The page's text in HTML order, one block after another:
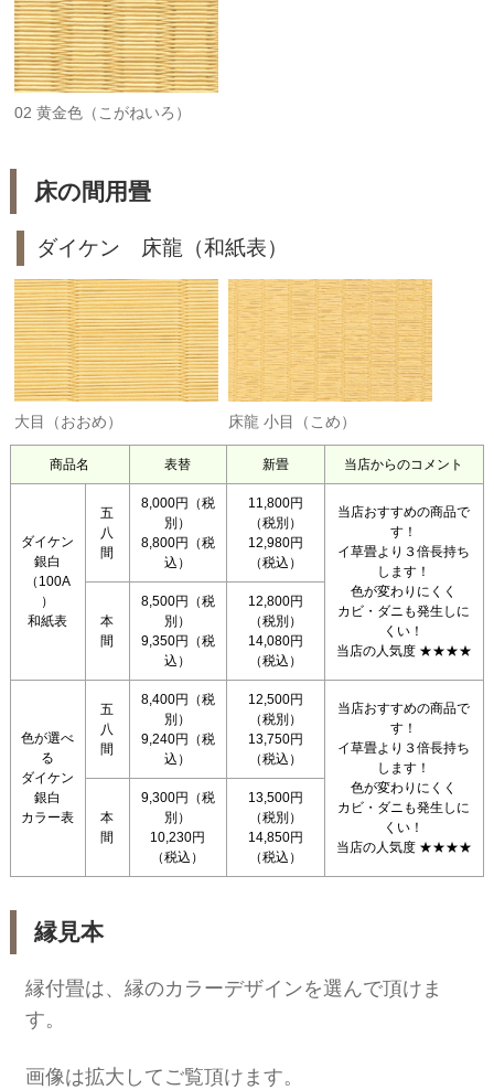
02 黄金色（こがねいろ）
床の間用畳
ダイケン 床龍（和紙表）
大目（おおめ） 床龍 小目（こめ）
商品名 表替 新畳 当店からのコメント
ダイケン
銀白
（100A
）
和紙表
五
八
間
8,000円（税
別）
8,800円（税
込）
11,800円
（税別）
12,980円
（税込）
当店おすすめの商品で
す！
イ草畳より３倍長持ち
します！
色が変わりにくく
カビ・ダニも発生しに
くい！
当店の人気度 ★★★★
本
間
8,500円（税
別）
9,350円（税
込）
12,800円
（税別）
14,080円
（税込）
色が選べ
る
ダイケン
銀白
カラー表
五
八
間
8,400円（税
別）
9,240円（税
込）
12,500円
（税別）
13,750円
（税込）
当店おすすめの商品で
す！
イ草畳より３倍長持ち
します！
色が変わりにくく
カビ・ダニも発生しに
くい！
当店の人気度 ★★★★
本
間
9,300円（税
別）
10,230円
（税込）
13,500円
（税別）
14,850円
（税込）
縁見本
縁付畳は、縁のカラーデザインを選んで頂けま
す。
画像は拡大してご覧頂けます。